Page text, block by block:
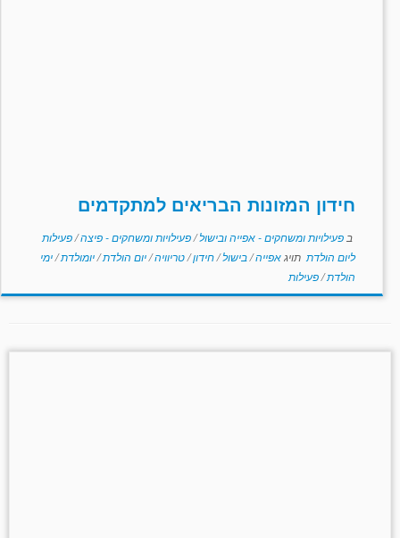
חידון המזונות הבריאים למתקדמים
ב פעילויות ומשחקים - אפייה ובישול/פעילויות ומשחקים - פיצה/פעילות
ליום הולדת תויגאפייה/בישול/חידון/טריוויה/יום הולדת/יומולדת/ימי
הולדת/פעילות